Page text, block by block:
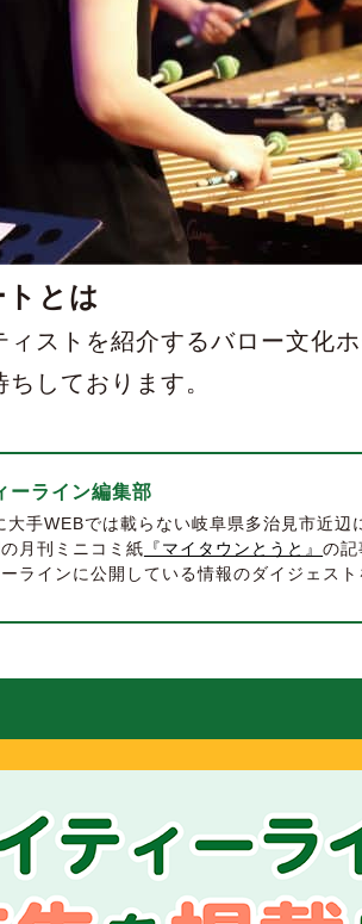
とは
ストを紹介するバロー文化
しております。
ーライン編集部
大手WEBでは載らない岐阜県多治見市近辺
月刊ミニコミ紙 『マイタウンとうと』の記
ラインに公開している情報のダイジェス